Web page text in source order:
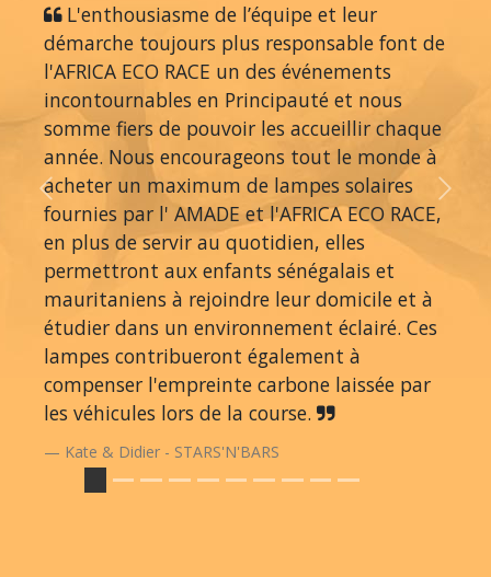
L'enthousiasme de l’équipe et leur
démarche toujours plus responsable font de
l'AFRICA ECO RACE un des événements
incontournables en Principauté et nous
somme fiers de pouvoir les accueillir chaque
année. Nous encourageons tout le monde à
acheter un maximum de lampes solaires
fournies par l' AMADE et l'AFRICA ECO RACE,
en plus de servir au quotidien, elles
permettront aux enfants sénégalais et
mauritaniens à rejoindre leur domicile et à
étudier dans un environnement éclairé. Ces
lampes contribueront également à
compenser l'empreinte carbone laissée par
les véhicules lors de la course.
Kate & Didier - STARS'N'BARS
Previous Next